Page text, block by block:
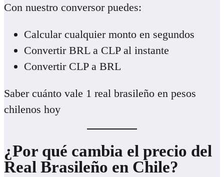
Con nuestro conversor puedes:
Calcular cualquier monto en segundos
Convertir BRL a CLP al instante
Convertir CLP a BRL
Saber cuánto vale 1 real brasileño en pesos
chilenos hoy
¿Por qué cambia el precio del
Real Brasileño en Chile?